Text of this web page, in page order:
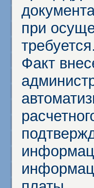
при
требуется.
Факт